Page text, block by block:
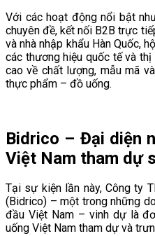
Với các hoạt động nổi bật
chuyên đề, kết nối B2B trực
và nhà nhập khẩu Hàn Quốc,
các thương hiệu quốc tế và
cao về chất lượng, mẫu mã
thực phẩm – đồ uống.
Bidrico – Đại diện
Việt Nam tham dự
Tại sự kiện lần này, Công ty
(Bidrico) – một trong những
đầu Việt Nam – vinh dự là
uống Việt Nam tham dự và